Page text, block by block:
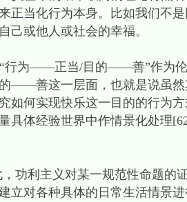
正当化行为本身。比如我们不
己或他人或社会的幸福。
——正当/目的——善”作为伦理
——善这一层面，也就是说虽
如何实现快乐这一目的的行为
具体经验世界中作情景化处理
主义对某一规范性命题的证
立对各种具体的日常生活情景